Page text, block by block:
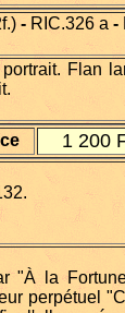
- RIC.326 a -
Flan
1 200
"À la
perpétuel